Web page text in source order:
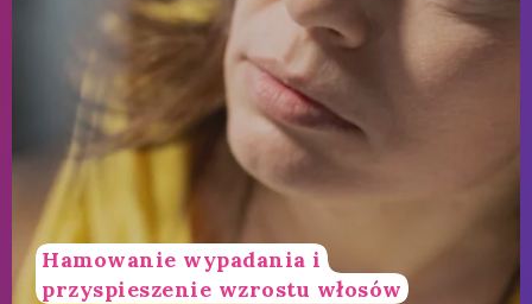
Hamowanie wypadania i
przyspieszenie wzrostu włosów